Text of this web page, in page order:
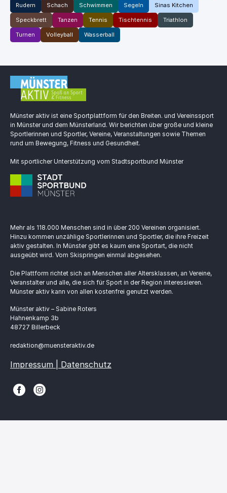
Rudern Schach Schwimmen Segeln Sinas Kitchen
Speckbrett Tanzen Tennis Tischtennis Triathlon
Turnen Volleyball Wasserball
Münster aktiv ist eine Sportplattform für den Breiten. und Vereinssport
in Münster und dem Münsterland. Wir berichten über große und kleine
Sportlerinnen und Sportler, Vereine, Veranstaltungen sowie Themen
rund um Bewegung, Fitness und Gesundheit.
Mit sportlicher Unterstützung vom Stadtsportbund Münster
Mehr als 118.000 Menschen sind in über 200 Vereinen organisiert.
Hinzu kommen unzählige Sportlerinnen und Sportler, die ihre Freizeit
aktiv gestalten. In Münster gibt es kaum eine Sportart, die nicht
ausgeübt wird. Vom Skispringen einmal abgesehen.
Die Plattform richtet sich an Menschen aller Altersklassen, an Vereine,
Veranstalter und alle, die sich für Sport in der Region interessieren.
Münster aktiv kann von allen kostenfrei genutzt werden.
Münster aktiv – Sabine Roters
Hahnenkamp 3b
48727 Billerbeck
redaktion@muensteraktiv.de
Impressum | Datenschutz